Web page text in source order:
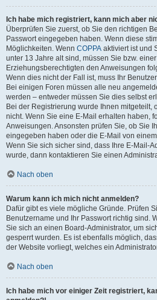
Ich habe mich registriert, kann mich aber
Überprüfen Sie zuerst, ob Sie den richtigen
Passwort eingegeben haben. Wenn diese
Möglichkeiten. Wenn COPPA aktiviert ist und
unter 13 Jahre alt sind, müssen Sie bzw.
Erziehungsberechtigten den Anweisungen
Wenn dies nicht der Fall ist, muss Ihr
Bei einigen Foren müssen alle neu
werden – entweder müssen Sie dies selbst
Bei der Registrierung wurde Ihnen mitgeteilt,
nicht. Wenn Sie eine E-Mail erhalten haben,
Anweisungen. Ansonsten prüfen Sie, ob Sie
eingegeben haben oder die E-Mail von
Wenn Sie sich sicher sind, dass Ihre E-Mail-
wurde, dann kontaktieren Sie einen
Nach oben
Warum kann ich mich nicht anmelden?
Dafür gibt es viele mögliche Gründe. Prüfen
Benutzername und Ihr Passwort richtig sind.
Sie sich an einen Board-Administrator, um
gesperrt wurden. Es ist ebenfalls möglich,
der Website vorliegt, welches ein
Nach oben
Ich habe mich vor einiger Zeit registriert,